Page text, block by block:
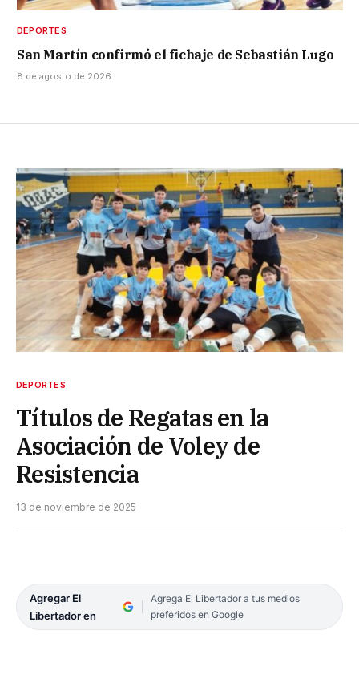
DEPORTES
San Martín confirmó el fichaje de Sebastián Lugo
8 de agosto de 2026
DEPORTES
Títulos de Regatas en la
Asociación de Voley de
Resistencia
13 de noviembre de 2025
Agregar El
Libertador en
Agrega El Libertador a tus medios
preferidos en Google